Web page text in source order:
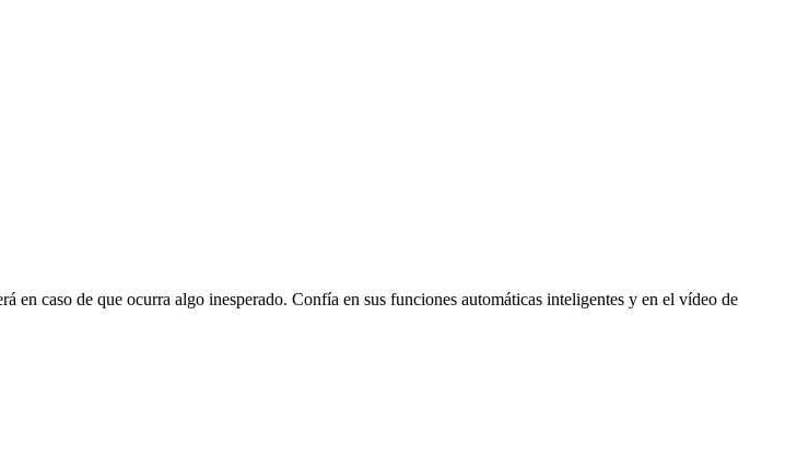
caso de que ocurra algo inesperado. Confía en sus funciones automáticas inteligentes y en el vídeo de